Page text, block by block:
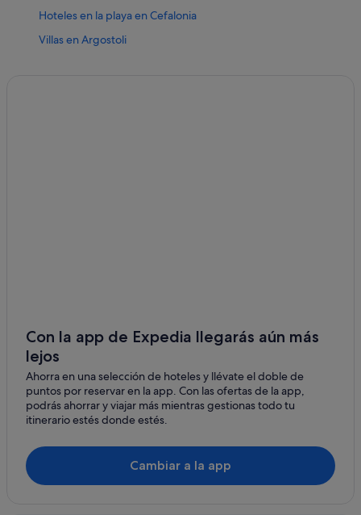
Hoteles en la playa en Cefalonia
Villas en Argostoli
Hoteles cerca de A. Internacional de Cefalonia
Apartoteles en Argostoli
Apartamentos en Cefalonia
Casas de campo en Cefalonia
Hoteles con casino en Cefalonia
Hoteles LGTBQIA en Cefalonia
Con la app de Expedia llegarás aún más
lejos
Ahorra en una selección de hoteles y llévate el doble de
puntos por reservar en la app. Con las ofertas de la app,
podrás ahorrar y viajar más mientras gestionas todo tu
itinerario estés donde estés.
Cambiar a la app